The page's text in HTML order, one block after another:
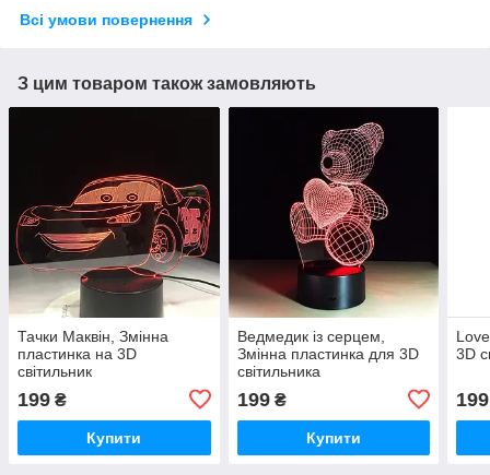
Всі умови повернення
З цим товаром також замовляють
Тачки Маквін, Змінна
пластинка на 3D
світильник
199 ₴
Купити
Ведмедик із серцем,
Змінна пластинка для 3D
світильника
199₴
Купити
3D
199